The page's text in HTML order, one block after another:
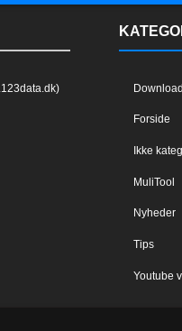
Forside
Ikke
MuliTool
Nyheder
Tips
Youtube